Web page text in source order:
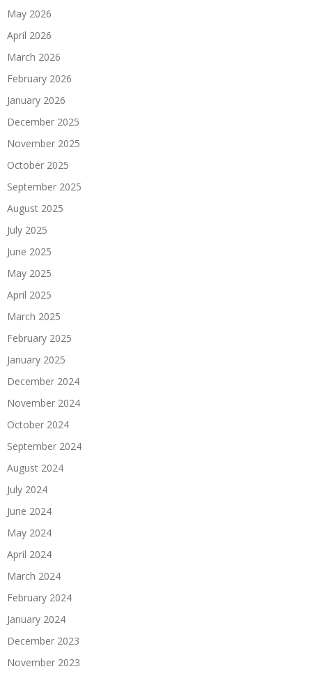
May 2026
April 2026
March 2026
February 2026
January 2026
December 2025
November 2025
October 2025
September 2025
August 2025
July 2025
June 2025
May 2025
April 2025
March 2025
February 2025
January 2025
December 2024
November 2024
October 2024
September 2024
August 2024
July 2024
June 2024
May 2024
April 2024
March 2024
February 2024
January 2024
December 2023
November 2023